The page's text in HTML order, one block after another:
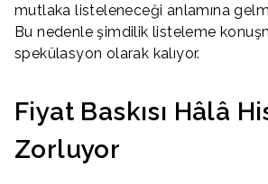
mutlaka listeleneceği anlamına
Bu nedenle şimdilik listeleme
spekülasyon olarak kalıyor.
Fiyat Baskısı Hâlâ
Zorluyor